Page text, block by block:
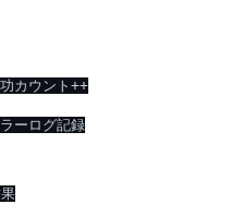
カウント++
ログ記録